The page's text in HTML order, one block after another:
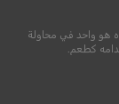
هو واحد في محاولة
كطعم.